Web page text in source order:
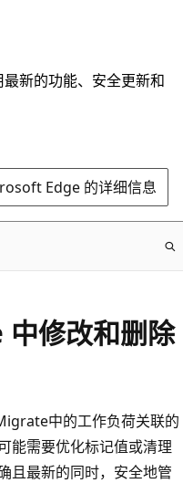
新的功能、安全更新和
Edge 的详细信息
修改和删除
中的工作负荷关联的
能需要优化标记值或清理
且最新的同时，安全地管